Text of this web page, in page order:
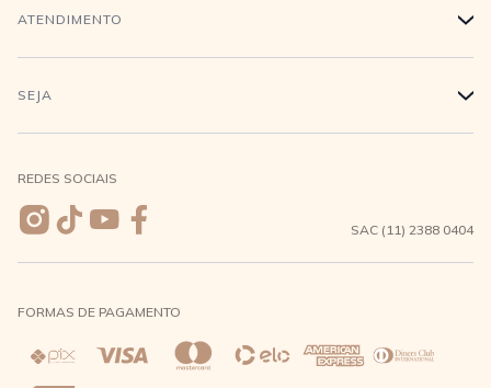
Conecte-se
Login
Meus pedidos
Wishlist
ATENDIMENTO +
Compra Segura
Entrega e Frete
Trocas e Devoluções
Direito de Arrependimento
Política de Privacidade
SEJA +
REDES SOCIAIS
SAC (11) 2388 0404
FORMAS DE PAGAMENTO